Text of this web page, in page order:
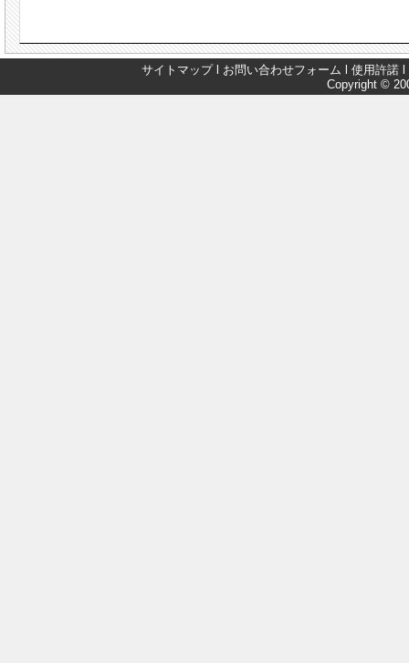
サイトマップl お問い合わせフォーム 使用許諾
Copyright ©